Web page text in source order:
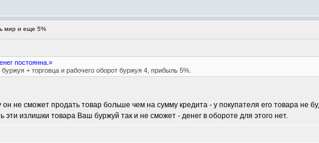
мир и еще 5%
постоянна.»
+ торговца и рабочего оборот буржуя 4, прибыль 5%.
не сможет продать товар больше чем на сумму кредита - у покупателя его товара не
излишки товара Ваш буржуй так и не сможет - денег в обороте для этого нет.